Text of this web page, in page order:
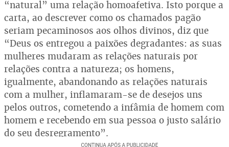
“natural” uma relação homoafetiva. Isto porque a
carta, ao descrever como os chamados pagão
seriam pecaminosos aos olhos divinos, diz que
“Deus os entregou a paixões degradantes: as suas
mulheres mudaram as relações naturais por
relações contra a natureza; os homens,
igualmente, abandonando as relações naturais
com a mulher, inflamaram-se de desejos uns
pelos outros, cometendo a infâmia de homem com
homem e recebendo em sua pessoa o justo salário
do seu desregramento”.